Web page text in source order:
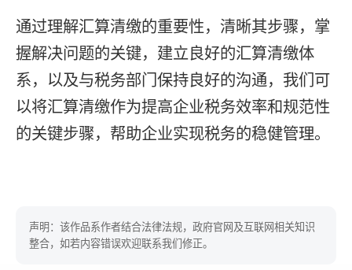
通过理解汇算清缴的重要性，清晰其步骤，掌
握解决问题的关键，建立良好的汇算清缴体
系，以及与税务部门保持良好的沟通，我们可
以将汇算清缴作为提高企业税务效率和规范性
的关键步骤，帮助企业实现税务的稳健管理。
声明：该作品系作者结合法律法规，政府官网及互联网相关知识
整合，如若内容错误欢迎联系我们修正。